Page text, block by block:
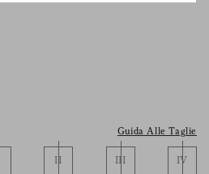
Guida Alle Taglie
II III IV
aggiornamenti
informazioni sulle
il diritto a ritirare
di consultare la